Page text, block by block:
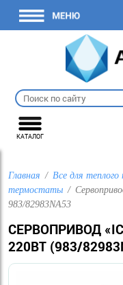
КАТАЛОГ
Главная Все для теплого
термостаты
983/82983NA53
СЕРВОПРИВОД
220ВТ (983/